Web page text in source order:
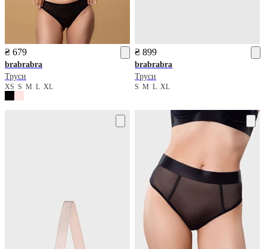
₴ 679
brabrabra
Труси
XS S M L XL
₴ 899
brabrabra
Труси
SMLXL